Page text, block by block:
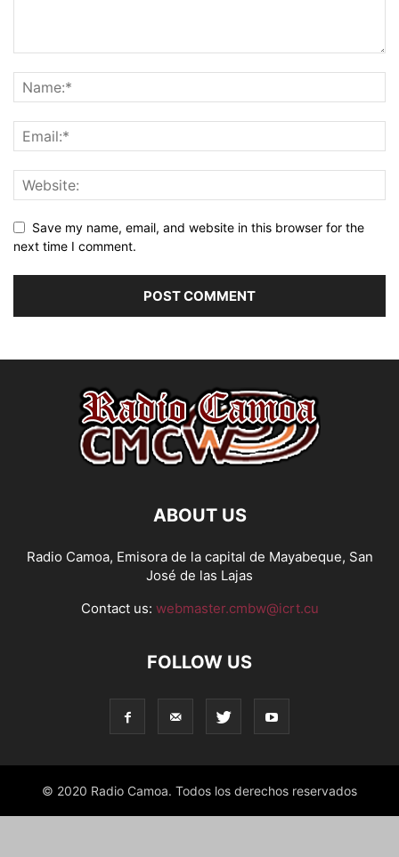
Save my name, email, and website in this browser for the
next time I comment.
ABOUT US
Radio Camoa, Emisora de la capital de Mayabeque, San
José de las Lajas
Contact us: webmaster.cmbw@icrt.cu
FOLLOW US
© 2020 Radio Camoa. Todos los derechos reservados